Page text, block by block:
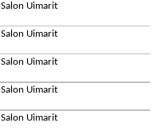
Salon Uimarit
Salon Uimarit
Salon Uimarit
Salon Uimarit
Salon Uimarit